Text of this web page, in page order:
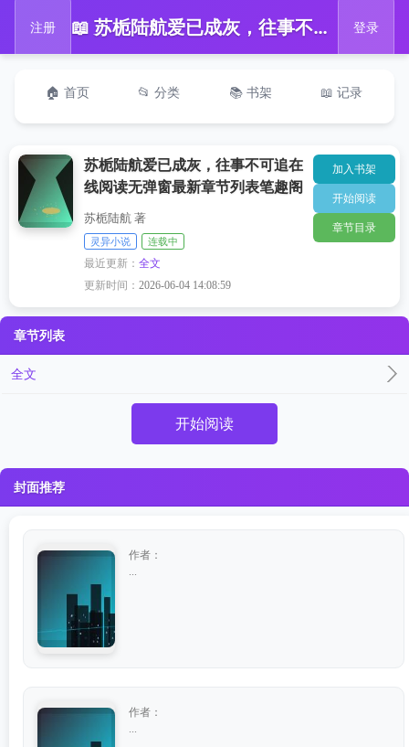
注册 📖 苏栀陆航爱已成灰，往事不可追在线阅读无弹窗最新章节列表笔趣阁 登录
🏠 首页 📂 分类 📚 书架 📖 记录
苏栀陆航爱已成灰，往事不可追在
线阅读无弹窗最新章节列表笔趣阁
苏栀陆航 著
灵异小说 连载中
最近更新：全文
更新时间：2026-06-04 14:08:59
加入书架
开始阅读
章节目录
章节列表
全文
开始阅读
封面推荐
作者：
作者：